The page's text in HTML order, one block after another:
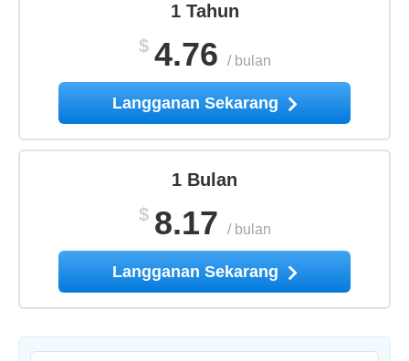
1 Tahun
$ 4.76 / bulan
Langganan Sekarang
1 Bulan
$ 8.17 / bulan
Langganan Sekarang